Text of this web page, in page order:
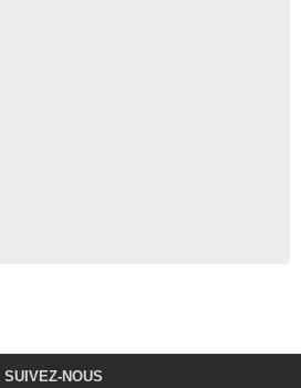
SUIVEZ-NOUS